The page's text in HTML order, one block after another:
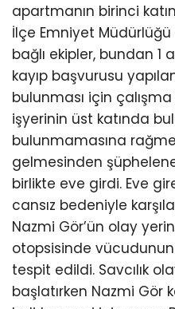
apartmanın birinci
İlçe Emniyet
bağlı ekipler, bundan
kayıp başvurusu
bulunması için
işyerinin üst katında
bulunmamasına
gelmesinden
birlikte eve girdi. Eve
cansız bedeniyle
Nazmi Gör’ün olay
otopsisinde vücudunun
tespit edildi. Savcılık
başlatırken Nazmi Gör